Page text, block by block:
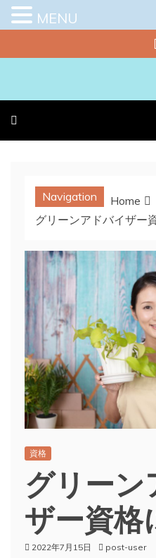
to
Navigation
Home
グリーンアドバイザー
資格
グリーン
ザー資格
2022年7月15日 post-user
MENU